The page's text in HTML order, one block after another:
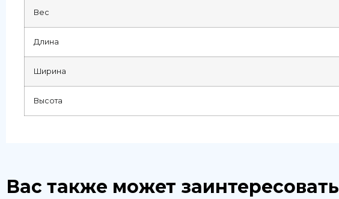
Вес
Длина
Ширина
Высота
Вас также может заинтересовать